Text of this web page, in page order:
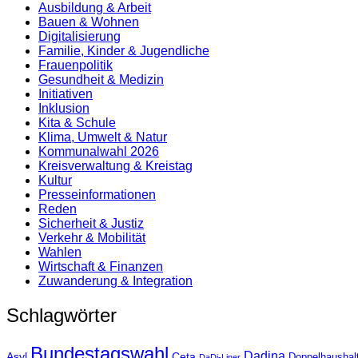
Ausbildung & Arbeit
Bauen & Wohnen
Digitalisierung
Familie, Kinder & Jugendliche
Frauenpolitik
Gesundheit & Medizin
Initiativen
Inklusion
Kita & Schule
Klima, Umwelt & Natur
Kommunalwahl 2026
Kreisverwaltung & Kreistag
Kultur
Presse­informationen
Reden
Sicherheit & Justiz
Verkehr & Mobilität
Wahlen
Wirtschaft & Finanzen
Zuwanderung & Integration
Schlagwörter